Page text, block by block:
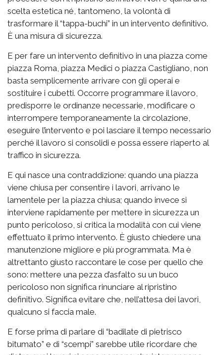
scelta estetica né, tantomeno, la volontà di
trasformare il “tappa-buchi” in un intervento definitivo.
È una misura di sicurezza.
E per fare un intervento definitivo in una piazza come
piazza Roma, piazza Medici o piazza Castigliano, non
basta semplicemente arrivare con gli operai e
sostituire i cubetti. Occorre programmare il lavoro,
predisporre le ordinanze necessarie, modificare o
interrompere temporaneamente la circolazione,
eseguire l’intervento e poi lasciare il tempo necessario
perché il lavoro si consolidi e possa essere riaperto al
traffico in sicurezza.
E qui nasce una contraddizione: quando una piazza
viene chiusa per consentire i lavori, arrivano le
lamentele per la piazza chiusa; quando invece si
interviene rapidamente per mettere in sicurezza un
punto pericoloso, si critica la modalità con cui viene
effettuato il primo intervento. È giusto chiedere una
manutenzione migliore e più programmata. Ma è
altrettanto giusto raccontare le cose per quello che
sono: mettere una pezza d’asfalto su un buco
pericoloso non significa rinunciare al ripristino
definitivo. Significa evitare che, nell’attesa dei lavori,
qualcuno si faccia male.
E forse prima di parlare di “badilate di pietrisco
bitumato” e di “scempi” sarebbe utile ricordare che